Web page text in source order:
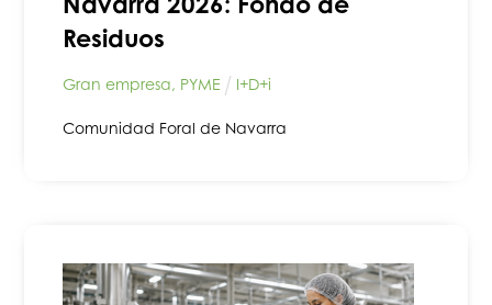
Residuos
Gran empresa, PYME I+D+i
Comunidad Foral de Navarra